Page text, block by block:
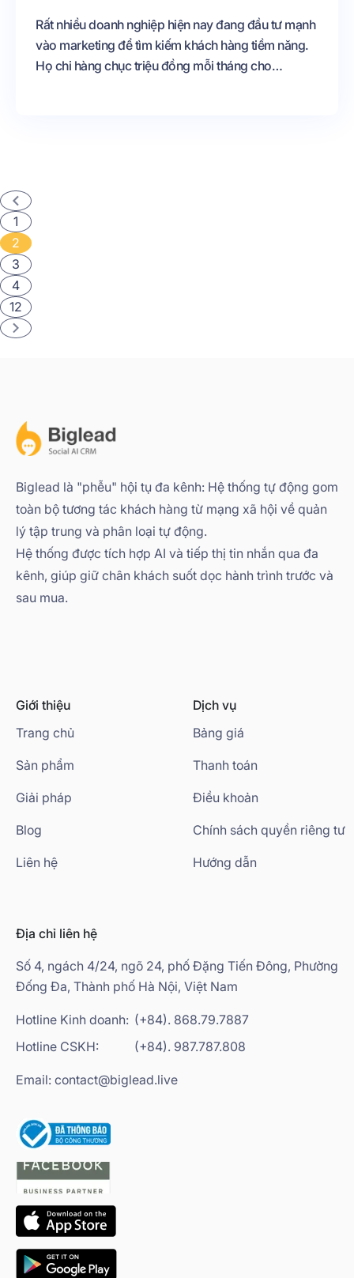
Rất nhiều doanh nghiệp hiện nay đang đầu tư mạnh
vào marketing để tìm kiếm khách hàng tiềm năng.
Họ chi hàng chục triệu đồng mỗi tháng cho
1
2
3
4
12
Biglead là "phễu" hội tụ đa kênh: Hệ thống tự động gom
toàn bộ tương tác khách hàng từ mạng xã hội về quản
lý tập trung và phân loại tự động.
Hệ thống được tích hợp AI và tiếp thị tin nhắn qua đa
kênh, giúp giữ chân khách suốt dọc hành trình trước và
sau mua.
Giới thiệu
Trang chủ
Sản phẩm
Giải pháp
Blog
Liên hệ
Dịch vụ
Bảng giá
Thanh toán
Điều khoản
Chính sách quyền riêng tư
Hướng dẫn
Địa chỉ liên hệ
Số 4, ngách 4/24, ngõ 24, phố Đặng Tiến Đông, Phường
Đống Đa, Thành phố Hà Nội, Việt Nam
Hotline Kinh doanh: (+84). 868.79.7887
Hotline CSKH:
(+84). 987.787.808
Email: contact@biglead.live